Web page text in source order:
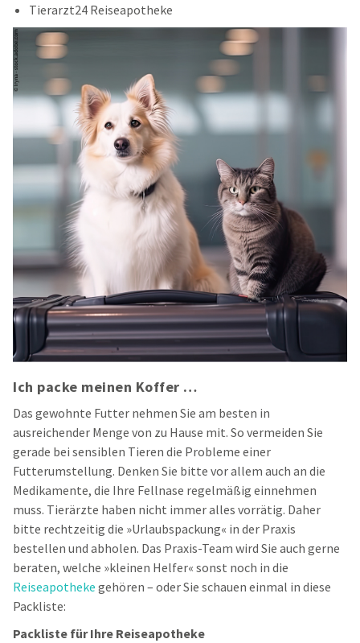
Tierarzt24 Reiseapotheke
Ich packe meinen Koffer …
Das gewohnte Futter nehmen Sie am besten in
ausreichender Menge von zu Hause mit. So vermeiden Sie
gerade bei sensiblen Tieren die Probleme einer
Futterumstellung. Denken Sie bitte vor allem auch an die
Medikamente, die Ihre Fellnase regelmäßig einnehmen
muss. Tierärzte haben nicht immer alles vorrätig. Daher
bitte rechtzeitig die »Urlaubspackung« in der Praxis
bestellen und abholen. Das Praxis-Team wird Sie auch gerne
beraten, welche »kleinen Helfer« sonst noch in die
Reiseapotheke gehören – oder Sie schauen einmal in diese
Packliste:
Packliste für Ihre Reiseapotheke